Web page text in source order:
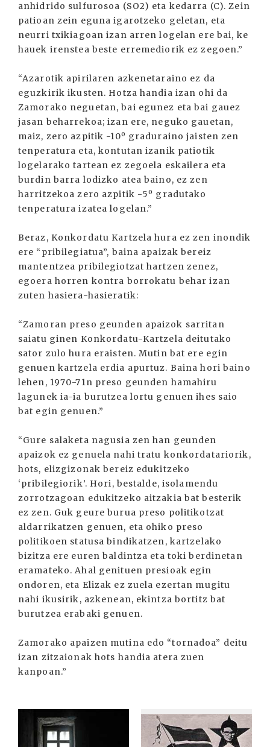
anhidrido sulfurosoa (SO2) eta kedarra (C). Zein
patioan zein eguna igarotzeko geletan, eta
neurri txikiagoan izan arren logelan ere bai, ke
hauek irenstea beste erremediorik ez zegoen.”
“Azarotik apirilaren azkenetaraino ez da
eguzkirik ikusten. Hotza handia izan ohi da
Zamorako neguetan, bai egunez eta bai gauez
jasan beharrekoa; izan ere, neguko gauetan,
maiz, zero azpitik -10º graduraino jaisten zen
tenperatura eta, kontutan izanik patiotik
logelarako tartean ez zegoela eskailera eta
burdin barra lodizko atea baino, ez zen
harritzekoa zero azpitik -5º gradutako
tenperatura izatea logelan.”
Beraz, Konkordatu Kartzela hura ez zen inondik
ere “pribilegiatua”, baina apaizak bereiz
mantentzea pribilegiotzat hartzen zenez,
egoera horren kontra borrokatu behar izan
zuten hasiera-hasieratik:
“Zamoran preso geunden apaizok sarritan
saiatu ginen Konkordatu-Kartzela deitutako
sator zulo hura eraisten. Mutin bat ere egin
genuen kartzela erdia apurtuz. Baina hori baino
lehen, 1970-71n preso geunden hamahiru
lagunek ia-ia burutzea lortu genuen ihes saio
bat egin genuen.”
“Gure salaketa nagusia zen han geunden
apaizok ez genuela nahi tratu konkordatariorik,
hots, elizgizonak bereiz edukitzeko
‘pribilegiorik’. Hori, bestalde, isolamendu
zorrotzagoan edukitzeko aitzakia bat besterik
ez zen. Guk geure burua preso politikotzat
aldarrikatzen genuen, eta ohiko preso
politikoen statusa bindikatzen, kartzelako
bizitza ere euren baldintza eta toki berdinetan
eramateko. Ahal genituen presioak egin
ondoren, eta Elizak ez zuela ezertan mugitu
nahi ikusirik, azkenean, ekintza bortitz bat
burutzea erabaki genuen.
Zamorako apaizen mutina edo “tornadoa” deitu
izan zitzaionak hots handia atera zuen
kanpoan.”